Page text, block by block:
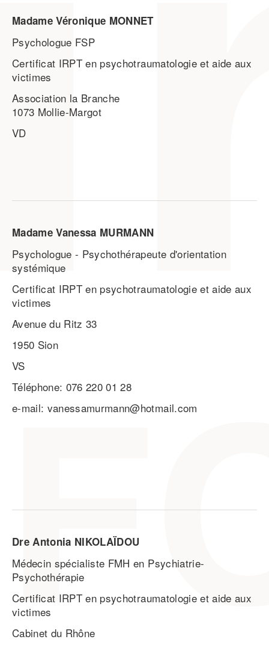
Madame Véronique MONNET
Psychologue FSP
Certificat IRPT en psychotraumatologie et aide aux
victimes
Association la Branche
1073 Mollie-Margot
VD
Madame Vanessa MURMANN
Psychologue - Psychothérapeute d'orientation
systémique
Certificat IRPT en psychotraumatologie et aide aux
victimes
Avenue du Ritz 33
1950 Sion
VS
Téléphone: 076 220 01 28
e-mail: vanessamurmann@hotmail.com
Dre Antonia NIKOLAÏDOU
Médecin spécialiste FMH en Psychiatrie-
Psychothérapie
Certificat IRPT en psychotraumatologie et aide aux
victimes
Cabinet du Rhône